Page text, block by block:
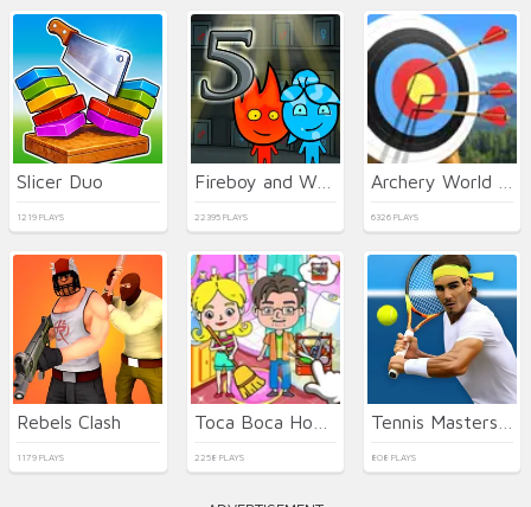
Slicer Duo
1219 PLAYS
Fireboy and Watergirl 5 Elements
22395 PLAYS 6326 PLAYS
Rebels Clash
1179 PLAYS 2258 PLAYS 808 PLAYS